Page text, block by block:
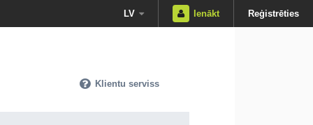
LV Ienākt Reģistrēties
Klientu serviss